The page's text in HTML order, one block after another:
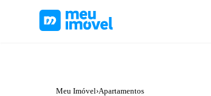
Meu Imóvel›Apartamentos